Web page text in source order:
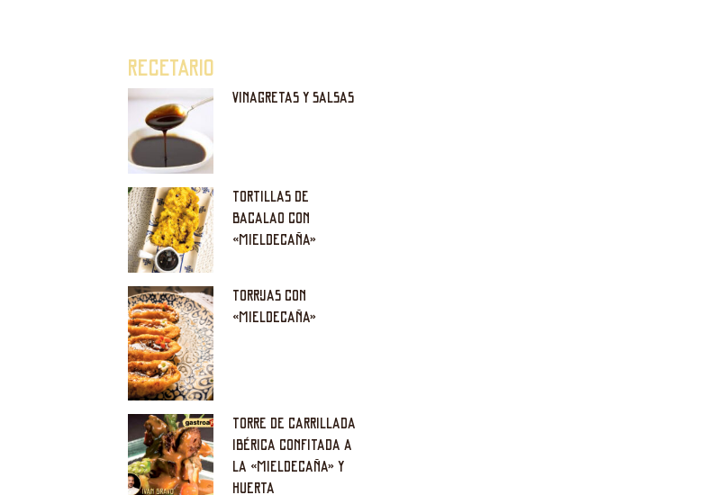
RECETARIO
VINAGRETAS Y SALSAS
TORTILLAS DE
BACALAO CON
«MIELDECAÑA»
TORRIJAS CON
«MIELDECAÑA»
TORRE DE CARRILLADA
IBÉRICA CONFITADA A
LA «MIELDECAÑA» Y
HUERTA